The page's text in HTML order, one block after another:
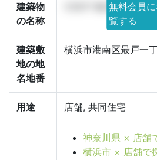
建築物
の名称
CSS17 株式会社ライ
無料会員
覧する
建築敷
地の地
名地番
横浜市港南区最戸一
用途 店舗, 共同住宅
神奈川県 × 店舗
横浜市 × 店舗で